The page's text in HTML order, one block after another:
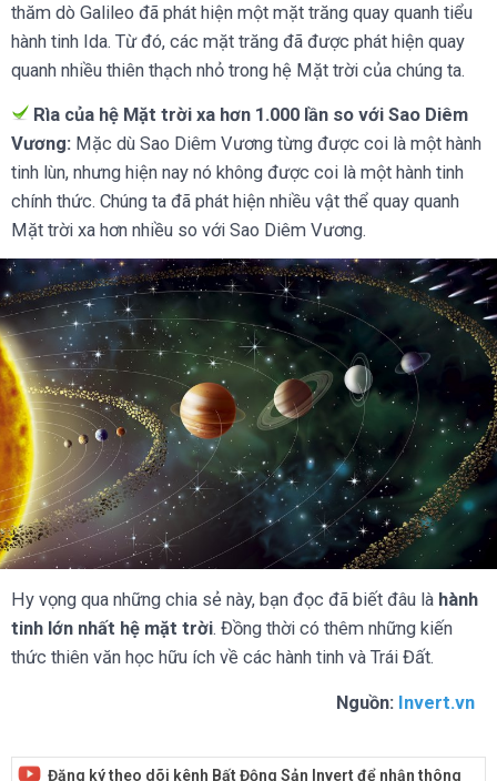
thăm dò Galileo đã phát hiện một mặt trăng quay quanh tiểu
hành tinh Ida. Từ đó, các mặt trăng đã được phát hiện quay
quanh nhiều thiên thạch nhỏ trong hệ Mặt trời của chúng ta.
Rìa của hệ Mặt trời xa hơn 1.000 lần so với Sao Diêm
Vương: Mặc dù Sao Diêm Vương từng được coi là một hành
tinh lùn, nhưng hiện nay nó không được coi là một hành tinh
chính thức. Chúng ta đã phát hiện nhiều vật thể quay quanh
Mặt trời xa hơn nhiều so với Sao Diêm Vương.
Hy vọng qua những chia sẻ này, bạn đọc đã biết đâu là hành
tinh lớn nhất hệ mặt trời. Đồng thời có thêm những kiến
thức thiên văn học hữu ích về các hành tinh và Trái Đất.
Nguồn: Invert.vn
Đăng ký theo dõi kênh Bất Động Sản Invert để nhận thông